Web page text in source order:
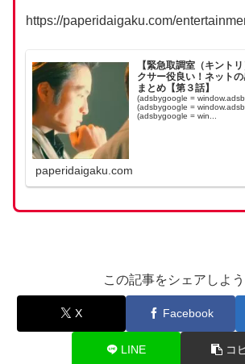
https://paperidaigaku.com/
【緊急取調室（キント
クサー役良い！ネット
まとめ【第３話】
(adsbygoogle =
(adsbygoogle =
(adsbygoogle = win...
paperidaigaku.com
この記事をシェアしよう
X Facebook
LINE コ